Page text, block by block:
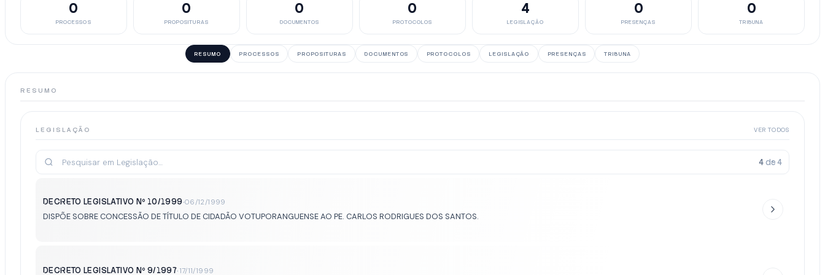
0
PROCESSOS
0
PROPOSITURAS
0
DOCUMENTOS
0
PROTOCOLOS
4
LEGISLAÇÃO
0
PRESENÇAS
0
TRIBUNA
RESUMO PROCESSOS PROPOSITURAS DOCUMENTOS PROTOCOLOS LEGISLAÇÃO PRESENÇAS TRIBUNA
RESUMO
LEGISLAÇÃO VER TODOS
4de4
DECRETO LEGISLATIVO Nº 10/1999·06/12/1999
DISPÕE SOBRE CONCESSÃO DE TÍTULO DE CIDADÃO VOTUPORANGUENSE AO PE. CARLOS RODRIGUES DOS SANTOS.
DECRETO LEGISLATIVO Nº 9/1997· 17/11/1999